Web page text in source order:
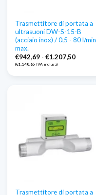
Trasmettitore di portata a
ultrasuoni DW-S-15-B
(acciaio inox) / 0,5 - 80 l/min
max.
€942,69 - €1.207,50Fascia
Da
(€1.140,65 IVA inclusa)
Trasmettitore di portata a